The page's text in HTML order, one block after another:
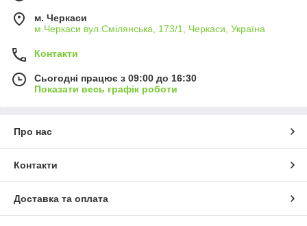
м. Черкаси
м.Черкаси вул.Смілянська, 173/1, Черкаси, Україна
Контакти
Сьогодні працює з 09:00 до 16:30
Показати весь графік роботи
Про нас
Контакти
Доставка та оплата